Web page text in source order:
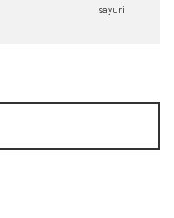
sayuri